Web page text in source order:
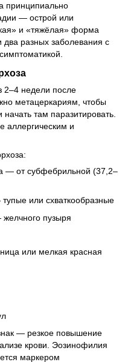
принципиально
— острой или
и «тяжёлая» форма
два разных заболевания с
2–4 недели после
метацеркариям, чтобы
там паразитировать.
аллергическим и
— от субфебрильной (37,2–
или схваткообразные
пузыря
или мелкая красная
— резкое повышение
крови. Эозинофилия
маркером